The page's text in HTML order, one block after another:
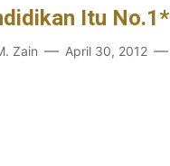
Itu No.1*
Zain April 30, 2012